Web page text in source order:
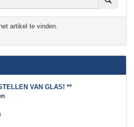
artikel te vinden.
VAN GLAS! **